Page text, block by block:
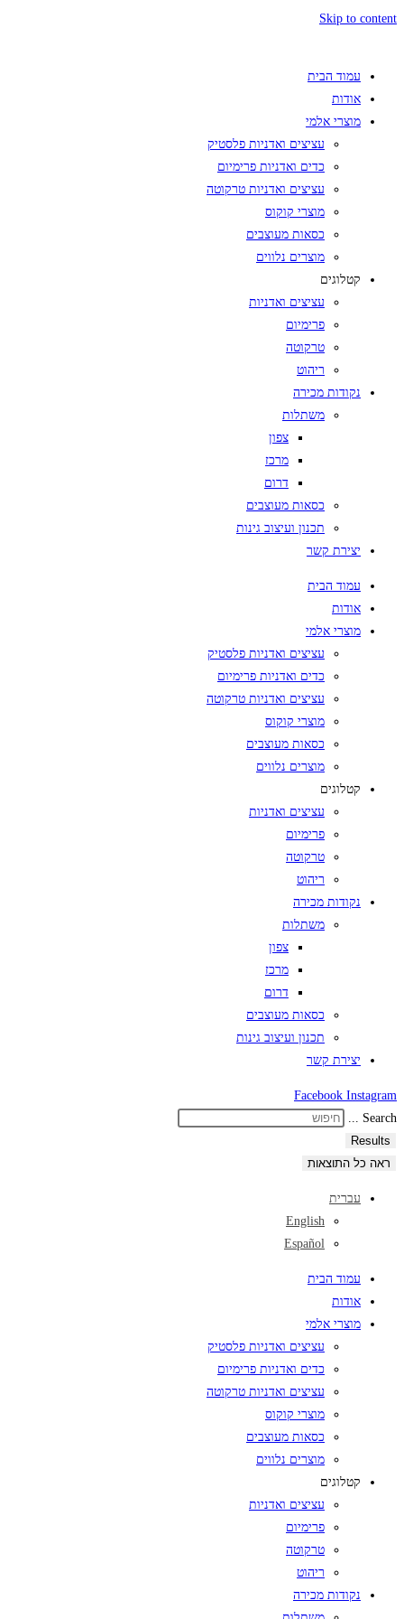
Skip to content
עמוד הבית
אודות
מוצרי אלמי
עציצים ואדניות פלסטיק
כדים ואדניות פרימיום
עציצים ואדניות טרקוטה
מוצרי קוקוס
כסאות מעוצבים
מוצרים נלווים
קטלוגים
עציצים ואדניות
פרימיום
טרקוטה
ריהוט
נקודות מכירה
משתלות
צפון
מרכז
דרום
כסאות מעוצבים
תכנון ועיצוב גינות
יצירת קשר
עמוד הבית
אודות
מוצרי אלמי
עציצים ואדניות פלסטיק
כדים ואדניות פרימיום
עציצים ואדניות טרקוטה
מוצרי קוקוס
כסאות מעוצבים
מוצרים נלווים
קטלוגים
עציצים ואדניות
פרימיום
טרקוטה
ריהוט
נקודות מכירה
משתלות
צפון
מרכז
דרום
כסאות מעוצבים
תכנון ועיצוב גינות
יצירת קשר
Facebook Instagram
Search ...
Results
ראה כל התוצאות
עברית
English
Español
עמוד הבית
אודות
מוצרי אלמי
עציצים ואדניות פלסטיק
כדים ואדניות פרימיום
עציצים ואדניות טרקוטה
מוצרי קוקוס
כסאות מעוצבים
מוצרים נלווים
קטלוגים
עציצים ואדניות
פרימיום
טרקוטה
ריהוט
נקודות מכירה